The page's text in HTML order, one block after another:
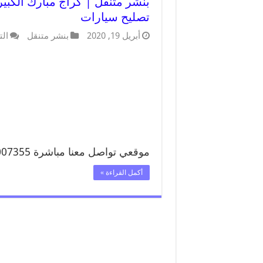
تصليح سيارات
أبريل 19, 2020 بنشر متنقل
موقعي تواصل معنا مباشرة 99007355 …
أكمل القراءة »